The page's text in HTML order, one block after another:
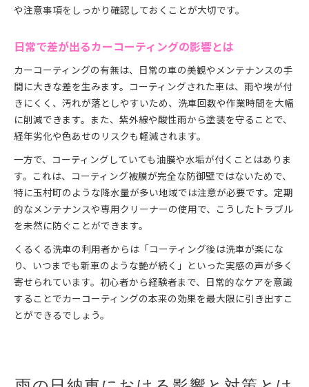
や注意事項をしっかり確認しておくことが大切です。
日常で差が出るカーコーティングの影響とは
カーコーティングの有無は、日常の車の美観やメンテナンスの手
間に大きな差を生みます。コーティングされた車は、雨や埃が付
きにくく、汚れが落としやすいため、洗車回数や作業時間を大幅
に削減できます。また、紫外線や酸性雨から塗装を守ることで、
経年劣化や色あせのリスクも軽減されます。
一方で、コーティングしていても油膜や水垢が付くことはありま
す。これは、コーティング被膜が完全な防御壁ではないためで、
特に玉村町のような降水量が多い地域では注意が必要です。定期
的なメンテナンスや専用クリーナーの使用で、こうしたトラブル
を未然に防ぐことができます。
くるくる洗車の利用者からは「コーティング後は洗車が楽にな
り、いつまでも新車のような艶が続く」といった実感の声が多く
寄せられています。初心者から経験者まで、日常的なケアを意識
することでカーコーティングの本来の効果を最大限に引き出すこ
とができるでしょう。